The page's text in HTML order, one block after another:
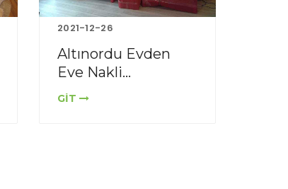
2021-12-26
Altınordu Evden
Eve Nakli...
GİT